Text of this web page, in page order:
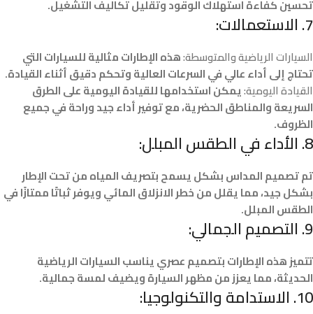
تحسين كفاءة استهلاك الوقود وتقليل تكاليف التشغيل.
7. الاستعمالات:
السيارات الرياضية والمتوسطة:هذه الإطارات مثالية للسيارات التي
تحتاج إلى أداء عالي في السرعات العالية وتحكم دقيق أثناء القيادة.
القيادة اليومية:يمكن استخدامها للقيادة اليومية على الطرق
السريعة والمناطق الحضرية، مع توفير أداء جيد وراحة في جميع
الظروف.
8. الأداء في الطقس المبلل:
تم تصميم المداس بشكل يسمح بتصريف المياه من تحت الإطار
بشكل جيد، مما يقلل من خطر الانزلاق المائي ويوفر ثباتًا ممتازًا في
الطقس المبلل.
9. التصميم الجمالي:
تتميز هذه الإطارات بتصميم عصري يناسب السيارات الرياضية
الحديثة، مما يعزز من مظهر السيارة ويضيف لمسة جمالية.
10. الاستدامة والتكنولوجيا: